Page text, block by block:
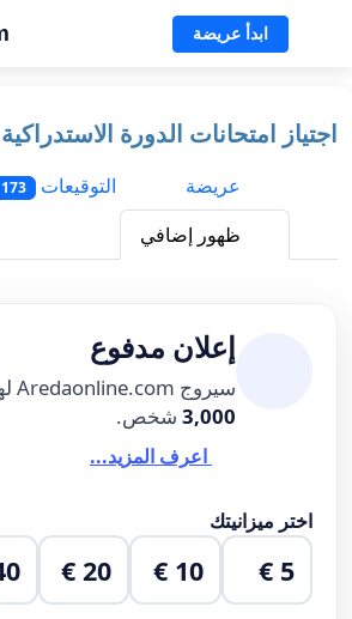
ابدأ عريضة
اجتياز امتحانات الدورة الاستدراكية
عريضة
التوقيعات 173
ظهور إضافي
إعلان مدفوع
سيروج Aredaonline.com لهذه العريضة لدى
3,000 شخص.
اعرف المزيد...
اختر ميزانيتك
5 €
10 €
20 €
€